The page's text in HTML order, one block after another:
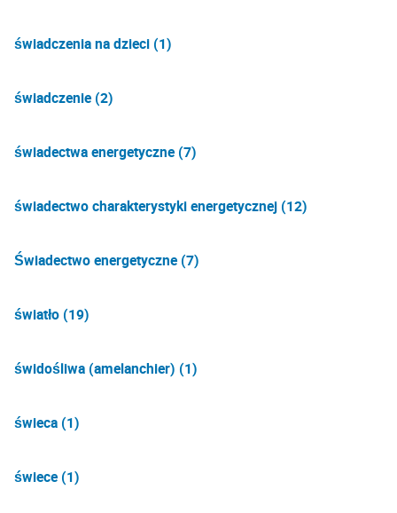
świadczenia na dzieci (1)
świadczenie (2)
świadectwa energetyczne (7)
świadectwo charakterystyki energetycznej (12)
Świadectwo energetyczne (7)
światło (19)
świdośliwa (amelanchier) (1)
świeca (1)
świece (1)